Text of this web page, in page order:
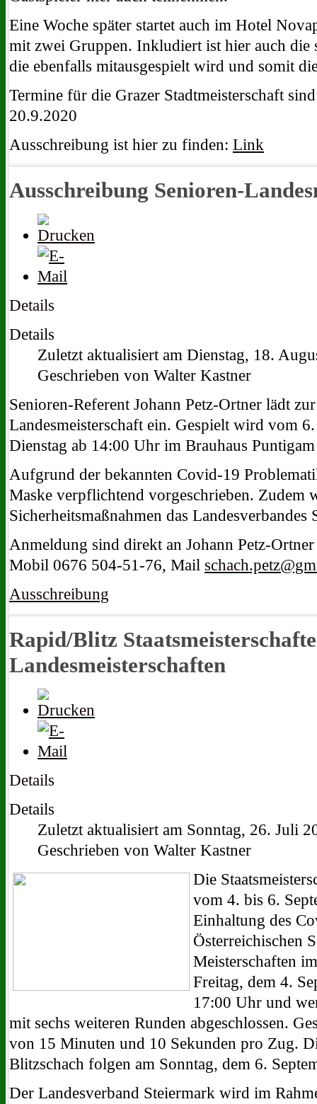
Eine Woche später startet auch im Hotel
mit zwei Gruppen. Inkludiert ist hier auch die
die ebenfalls mitausgespielt wird und somit
Termine für die Grazer Stadtmeisterschaft
20.9.2020
Ausschreibung ist hier zu finden: Link
Ausschreibung Senioren-
Details
Details
Zuletzt aktualisiert am Dienstag, 18.
Geschrieben von Walter Kastner
Senioren-Referent Johann Petz-Ortner lädt
Landesmeisterschaft ein. Gespielt wird vom
Dienstag ab 14:00 Uhr im Brauhaus
Aufgrund der bekannten Covid-19
Maske verpflichtend vorgeschrieben. Zudem
Sicherheitsmaßnahmen das Landesverbandes
Anmeldung sind direkt an Johann Petz-
Mobil 0676 504-51-76, Mail
Ausschreibung
Rapid/Blitz
Landesmeisterschaften
Details
Details
Zuletzt aktualisiert am Sonntag, 26. Juli
Geschrieben von Walter Kastner
Die
vom 4. bis 6.
Einhaltung des
Österreichischen
Meisterschaften
Freitag, dem 4.
17:00 Uhr und
mit sechs weiteren Runden abgeschlossen.
von 15 Minuten und 10 Sekunden pro Zug.
Blitzschach folgen am Sonntag, dem 6.
Der Landesverband Steiermark wird im